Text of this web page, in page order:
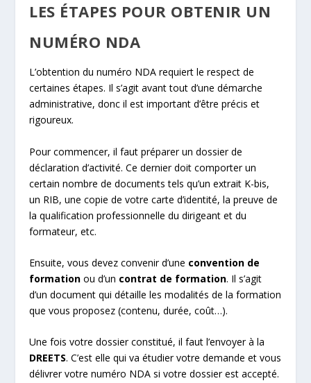
LES ÉTAPES POUR OBTENIR UN
NUMÉRO NDA
L’obtention du numéro NDA requiert le respect de
certaines étapes. Il s’agit avant tout d’une démarche
administrative, donc il est important d’être précis et
rigoureux.
Pour commencer, il faut préparer un dossier de
déclaration d’activité. Ce dernier doit comporter un
certain nombre de documents tels qu’un extrait K-bis,
un RIB, une copie de votre carte d’identité, la preuve de
la qualification professionnelle du dirigeant et du
formateur, etc.
Ensuite, vous devez convenir d’une convention de
formation ou d’un contrat de formation. Il s’agit
d’un document qui détaille les modalités de la formation
que vous proposez (contenu, durée, coût…).
Une fois votre dossier constitué, il faut l’envoyer à la
DREETS. C’est elle qui va étudier votre demande et vous
délivrer votre numéro NDA si votre dossier est accepté.